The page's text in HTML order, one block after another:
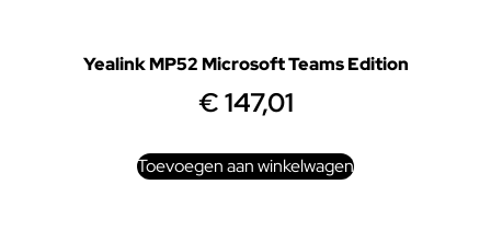
Yealink MP52 Microsoft Teams Edition
€147,01
Toevoegen aan winkelwagen